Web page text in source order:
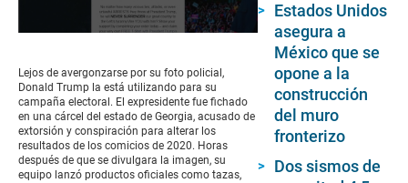
of
2
minutes,
13
seconds
Lejos de avergonzarse por su foto policial,
Donald Trump la está utilizando para su
campaña electoral. El expresidente fue fichado
en una cárcel del estado de Georgia, acusado de
extorsión y conspiración para alterar los
resultados de los comicios de 2020. Horas
después de que se divulgara la imagen, su
equipo lanzó productos oficiales como tazas,
Estados Unidos
asegura a
México que se
opone a la
construcción
del muro
fronterizo
Dos sismos de